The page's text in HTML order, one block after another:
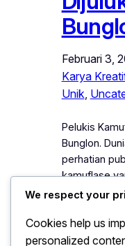
Februari 3,
Karya
Unik,
Pelukis
Bunglon.
perhatian
kamuflase
Bunglon.
dengan latar
nyaris
We respect your
Cookies help us
personalized